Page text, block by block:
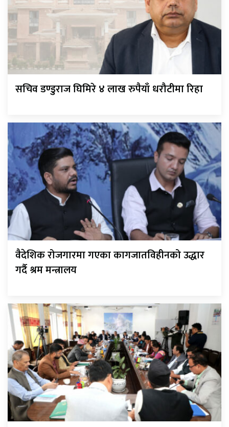
सचिव डण्डुराज घिमिरे ४ लाख रुपैयाँ धरौटीमा रिहा
वैदेशिक रोजगारमा गएका कागजातविहीनको उद्धार
गर्दै श्रम मन्त्रालय